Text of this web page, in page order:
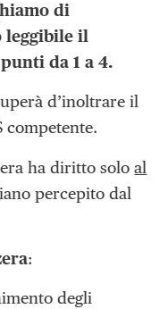
di
leggibile il
da 1 a 4.
d’inoltrare il
competente.
ha diritto soloal
percepito dal
:
degli